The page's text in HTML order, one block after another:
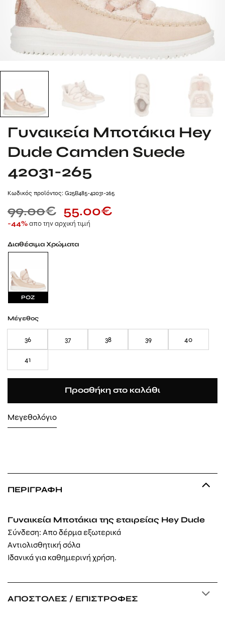
Γυναικεία Μποτάκια Hey
Dude Camden Suede
42031-265
Kωδικός προϊόντος: G25B485-42031-265
99.00€ 55.00€
-44%απο την αρχική τιμή
Διαθέσιμα Χρώματα
ΡΟΖ
Μέγεθος
36 37 38 39 40
41
Προσθήκη στο καλάθι
Μεγεθολόγιο
ΠΕΡΙΓΡΑΦΉ
Γυναικεία Μποτάκια της εταιρείας Hey Dude
Σύνδεση: Απο δέρμα εξωτερικά
Αντιολισθητική σόλα
Ιδανικά για καθημερινή χρήση.
ΑΠΟΣΤΟΛΈΣ / ΕΠΙΣΤΡΟΦΈΣ